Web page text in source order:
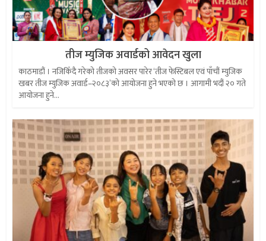
तीज म्युजिक अवार्डको आवेदन खुला
काठमाडौं । नजिकिँदै गरेको तीजको अवसर पारेर ‘तीज फेस्टिबल एवं पाँचौं म्युजिक
खबर तीज म्युजिक अवार्ड–२०८३’को आयोजना हुने भएको छ । आगामी भदौं २० गते
आयोजना हुने...